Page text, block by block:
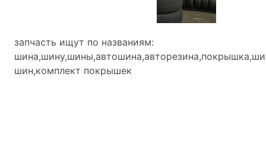
запчасть ищут по названиям:
шин,комплект покрышек